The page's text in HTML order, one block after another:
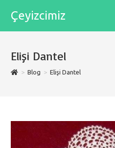
content
Çeyizcimiz
Elişi Dantel
> Blog > Elişi Dantel